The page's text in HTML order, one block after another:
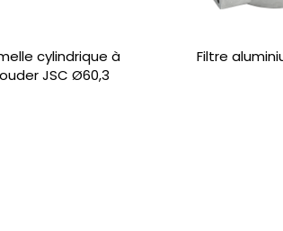
cylindrique à
JSC Ø60,3
Filtre